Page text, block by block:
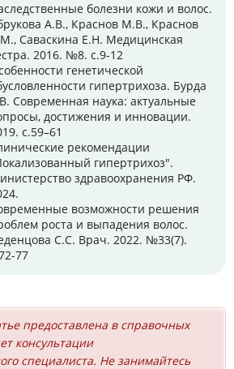
болезни кожи и волос.
А.В., Краснов М.В., Краснов
Саваскина Е.Н. Медицинская
2016. №8. с.9-12
генетической
гипертрихоза. Бурда
Современная наука: актуальные
достижения и инновации.
с.59–61
рекомендации
гипертрихоз".
здравоохранения РФ.
возможности решения
роста и выпадения волос.
С.С. Врач. 2022. №33(7).
77
предоставлена в справочных
консультации
специалиста. Не занимайтесь